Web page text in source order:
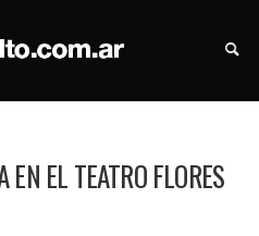
EN EL TEATRO FLORES